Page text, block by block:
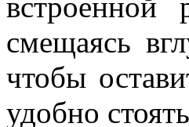
смещаясь
чтобы
удобно